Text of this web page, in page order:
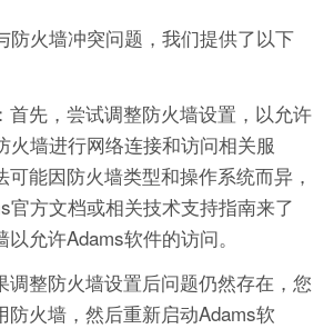
防火墙冲突问题，我们提供了以下
首先，尝试调整防火墙设置，以允许
火墙进行网络连接和访问相关服
能因防火墙类型和操作系统而异，
官方文档或相关技术支持指南来了
允许Adams软件的访问。
调整防火墙设置后问题仍然存在，您
防火墙，然后重新启动Adams软